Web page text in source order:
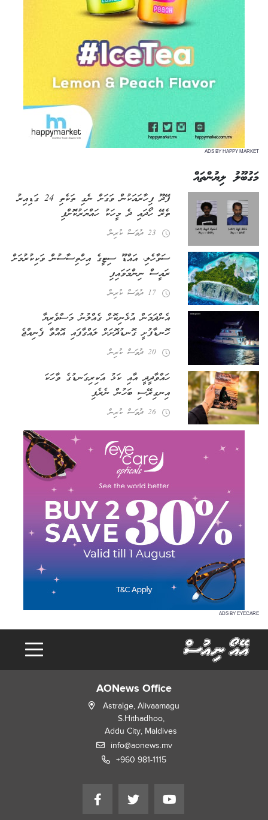
ADS BY HAPPY MARKET
މަގުބޫލު ލިޔުންތައް
ފޭދޫ ފިހާރައަކުން ވަގަށް ނެގި ތަކެތި 24 ގަޑިއިރު
ތެރޭ ހޯދައި ދެ މީހަކު ހައްޔަރުކޮށްފި
23 ދުވަސް ކުރިން
ސަވާހެލި، އައްޑޫ ސިޓީގެ އިހްތިސާސުން ވަކިކުރުމަށް
ރައީސް ނިންމަވައިފި
17 ދުވަސް ކުރިން
އެންދަމަން އުޅެނިކޮށް ގެއްލުނު މަސްވެރިޔާ
ހޮނޑާފުށީ ގޮނޑުދޮށަށް ލައްގާފައި އޮއްވާ ފެނިއްޖެ
20 ދުވަސް ކުރިން
ހައްވާދީދީ އާއި ކަޅު އަކިރިގަނޑުގެ ވާހަކަ
އިނގިރޭސި ބަހުން ނެރެފި
26 ދުވަސް ކުރިން
ADS BY EYECARE
AONews Office
Astralge, Alivaamagu
S.Hithadhoo,
Addu City, Maldives
info@aonews.mv
+960 981-1115